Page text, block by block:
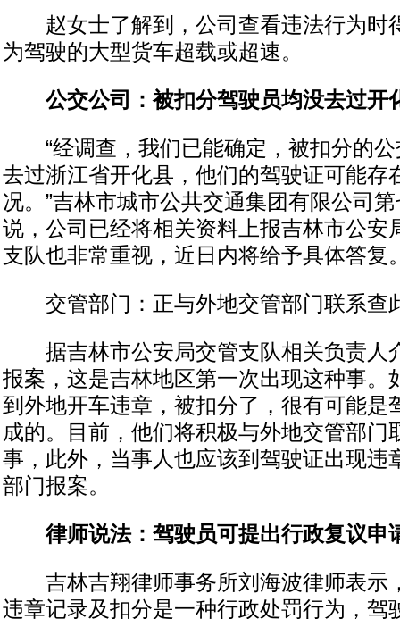
赵女士了解到，公司查看违法行为时
为驾驶的大型货车超载或超速。
公交公司：被扣分驾驶员均没去过开
“经调查，我们已能确定，被扣分的公
去过浙江省开化县，他们的驾驶证可能存
况。”吉林市城市公共交通集团有限公司
说，公司已经将相关资料上报吉林市公安
支队也非常重视，近日内将给予具体答复
交管部门：正与外地交管部门联系查
据吉林市公安局交管支队相关负责人
报案，这是吉林地区第一次出现这种事。
到外地开车违章，被扣分了，很有可能是
成的。目前，他们将积极与外地交管部门
事，此外，当事人也应该到驾驶证出现违
部门报案。
律师说法：驾驶员可提出行政复议申
吉林吉翔律师事务所刘海波律师表示
违章记录及扣分是一种行政处罚行为，驾